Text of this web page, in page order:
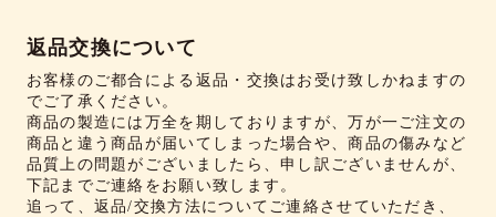
返品交換について
お客様のご都合による返品・交換はお受け致しかねますの
でご了承ください。
商品の製造には万全を期しておりますが、万が一ご注文の
商品と違う商品が届いてしまった場合や、商品の傷みなど
品質上の問題がございましたら、申し訳ございませんが、
下記までご連絡をお願い致します。
追って、返品/交換方法についてご連絡させていただき、